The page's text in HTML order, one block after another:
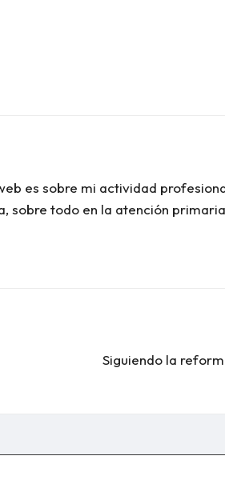
es sobre mi actividad
sobre todo en la atención
Siguiendo la